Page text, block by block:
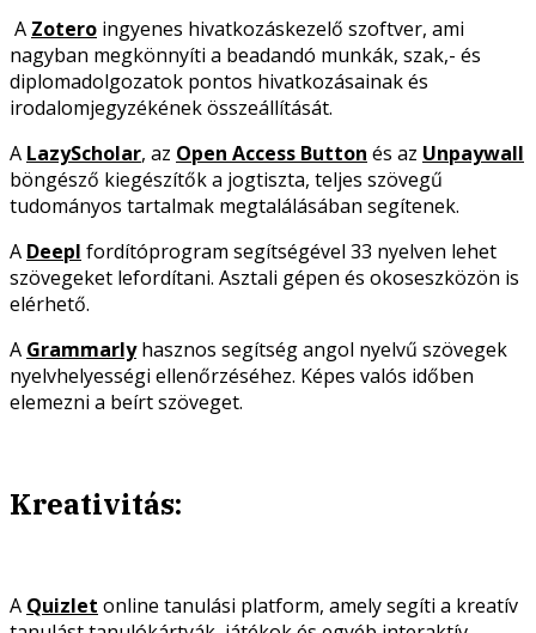
A Zotero ingyenes hivatkozáskezelő szoftver, ami
nagyban megkönnyíti a beadandó munkák, szak,- és
diplomadolgozatok pontos hivatkozásainak és
irodalomjegyzékének összeállítását.
A LazyScholar, az Open Access Button és az Unpaywall
böngésző kiegészítők a jogtiszta, teljes szövegű
tudományos tartalmak megtalálásában segítenek.
A Deepl fordítóprogram segítségével 33 nyelven lehet
szövegeket lefordítani. Asztali gépen és okoseszközön is
elérhető.
A Grammarlyhasznos segítség angol nyelvű szövegek
nyelvhelyességi ellenőrzéséhez. Képes valós időben
elemezni a beírt szöveget.
Kreativitás:
A Quizlet online tanulási platform, amely segíti a kreatív